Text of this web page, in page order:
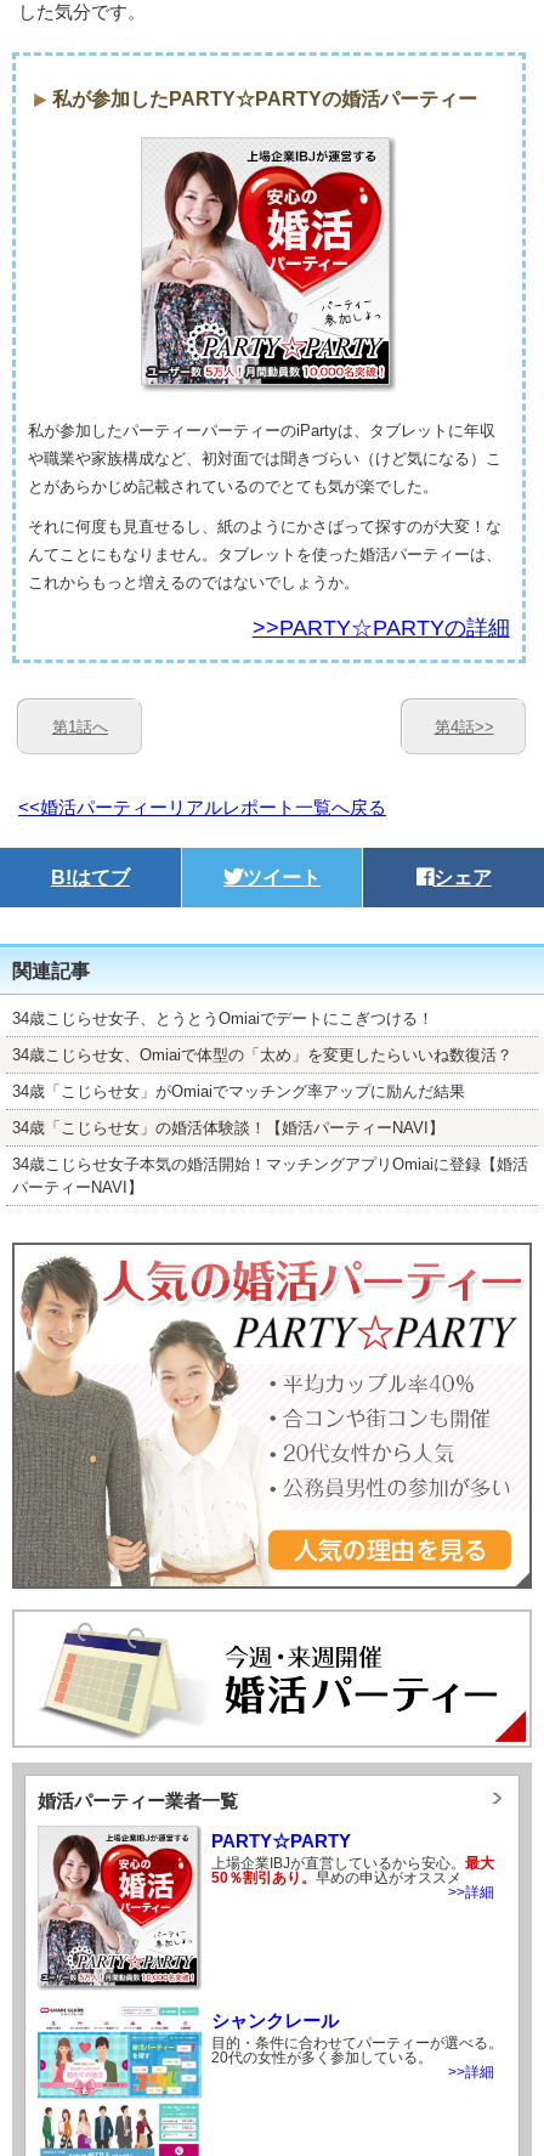
した気分です。
私が参加したPARTY☆PARTYの婚活パーティー
私が参加したパーティーパーティーのiPartyは、タブレットに年収
や職業や家族構成など、初対面では聞きづらい（けど気になる）こ
とがあらかじめ記載されているのでとても気が楽でした。
それに何度も見直せるし、紙のようにかさばって探すのが大変！な
んてことにもなりません。タブレットを使った婚活パーティーは、
これからもっと増えるのではないでしょうか。
>>PARTY☆PARTYの詳細
第4話>>
第1話へ
<<婚活パーティーリアルレポート一覧へ戻る
B!はてブ ツイート シェア
関連記事
34歳こじらせ女子、とうとうOmiaiでデートにこぎつける！
34歳こじらせ女、Omiaiで体型の「太め」を変更したらいいね数復活？
34歳「こじらせ女」がOmiaiでマッチング率アップに励んだ結果
34歳「こじらせ女」の婚活体験談！【婚活パーティーNAVI】
34歳こじらせ女子本気の婚活開始！マッチングアプリOmiaiに登録【婚活
パーティーNAVI】
婚活パーティー業者一覧
PARTY☆PARTY
上場企業IBJが直営しているから安心。 最大
50％割引あり。 早めの申込がオススメ
>>詳細
シャンクレール
目的・条件に合わせてパーティーが選べる。
20代の女性が多く参加している。
>>詳細